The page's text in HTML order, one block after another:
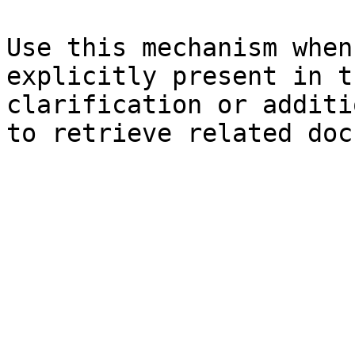
Use this mechanism
explicitly present in
clarification or